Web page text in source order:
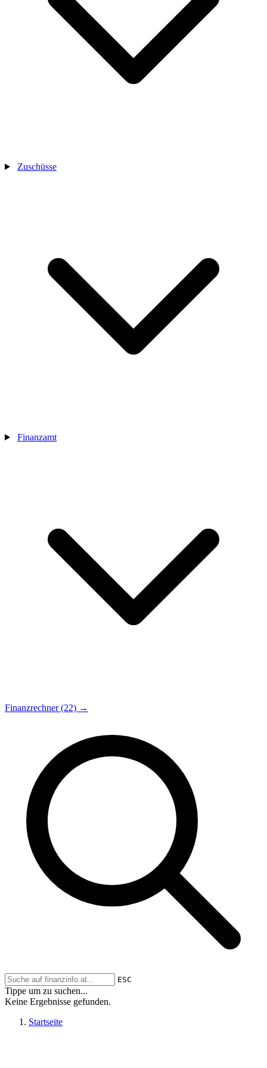
Zuschüsse
Finanzamt
Finanzrechner (22) →
ESC
Tippe um zu suchen...
Keine Ergebnisse gefunden.
Startseite